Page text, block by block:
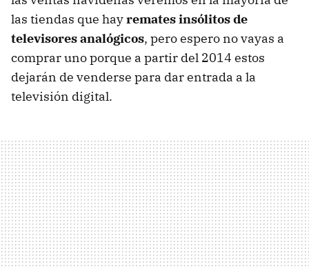
las tiendas que hayremates insólitos de
televisores analógicos, pero espero no vayas a
comprar uno porque a partir del 2014 estos
dejarán de venderse para dar entrada a la
televisión digital.